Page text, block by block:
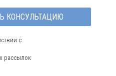
КОНСУЛЬТАЦИЮ
с
рассылок